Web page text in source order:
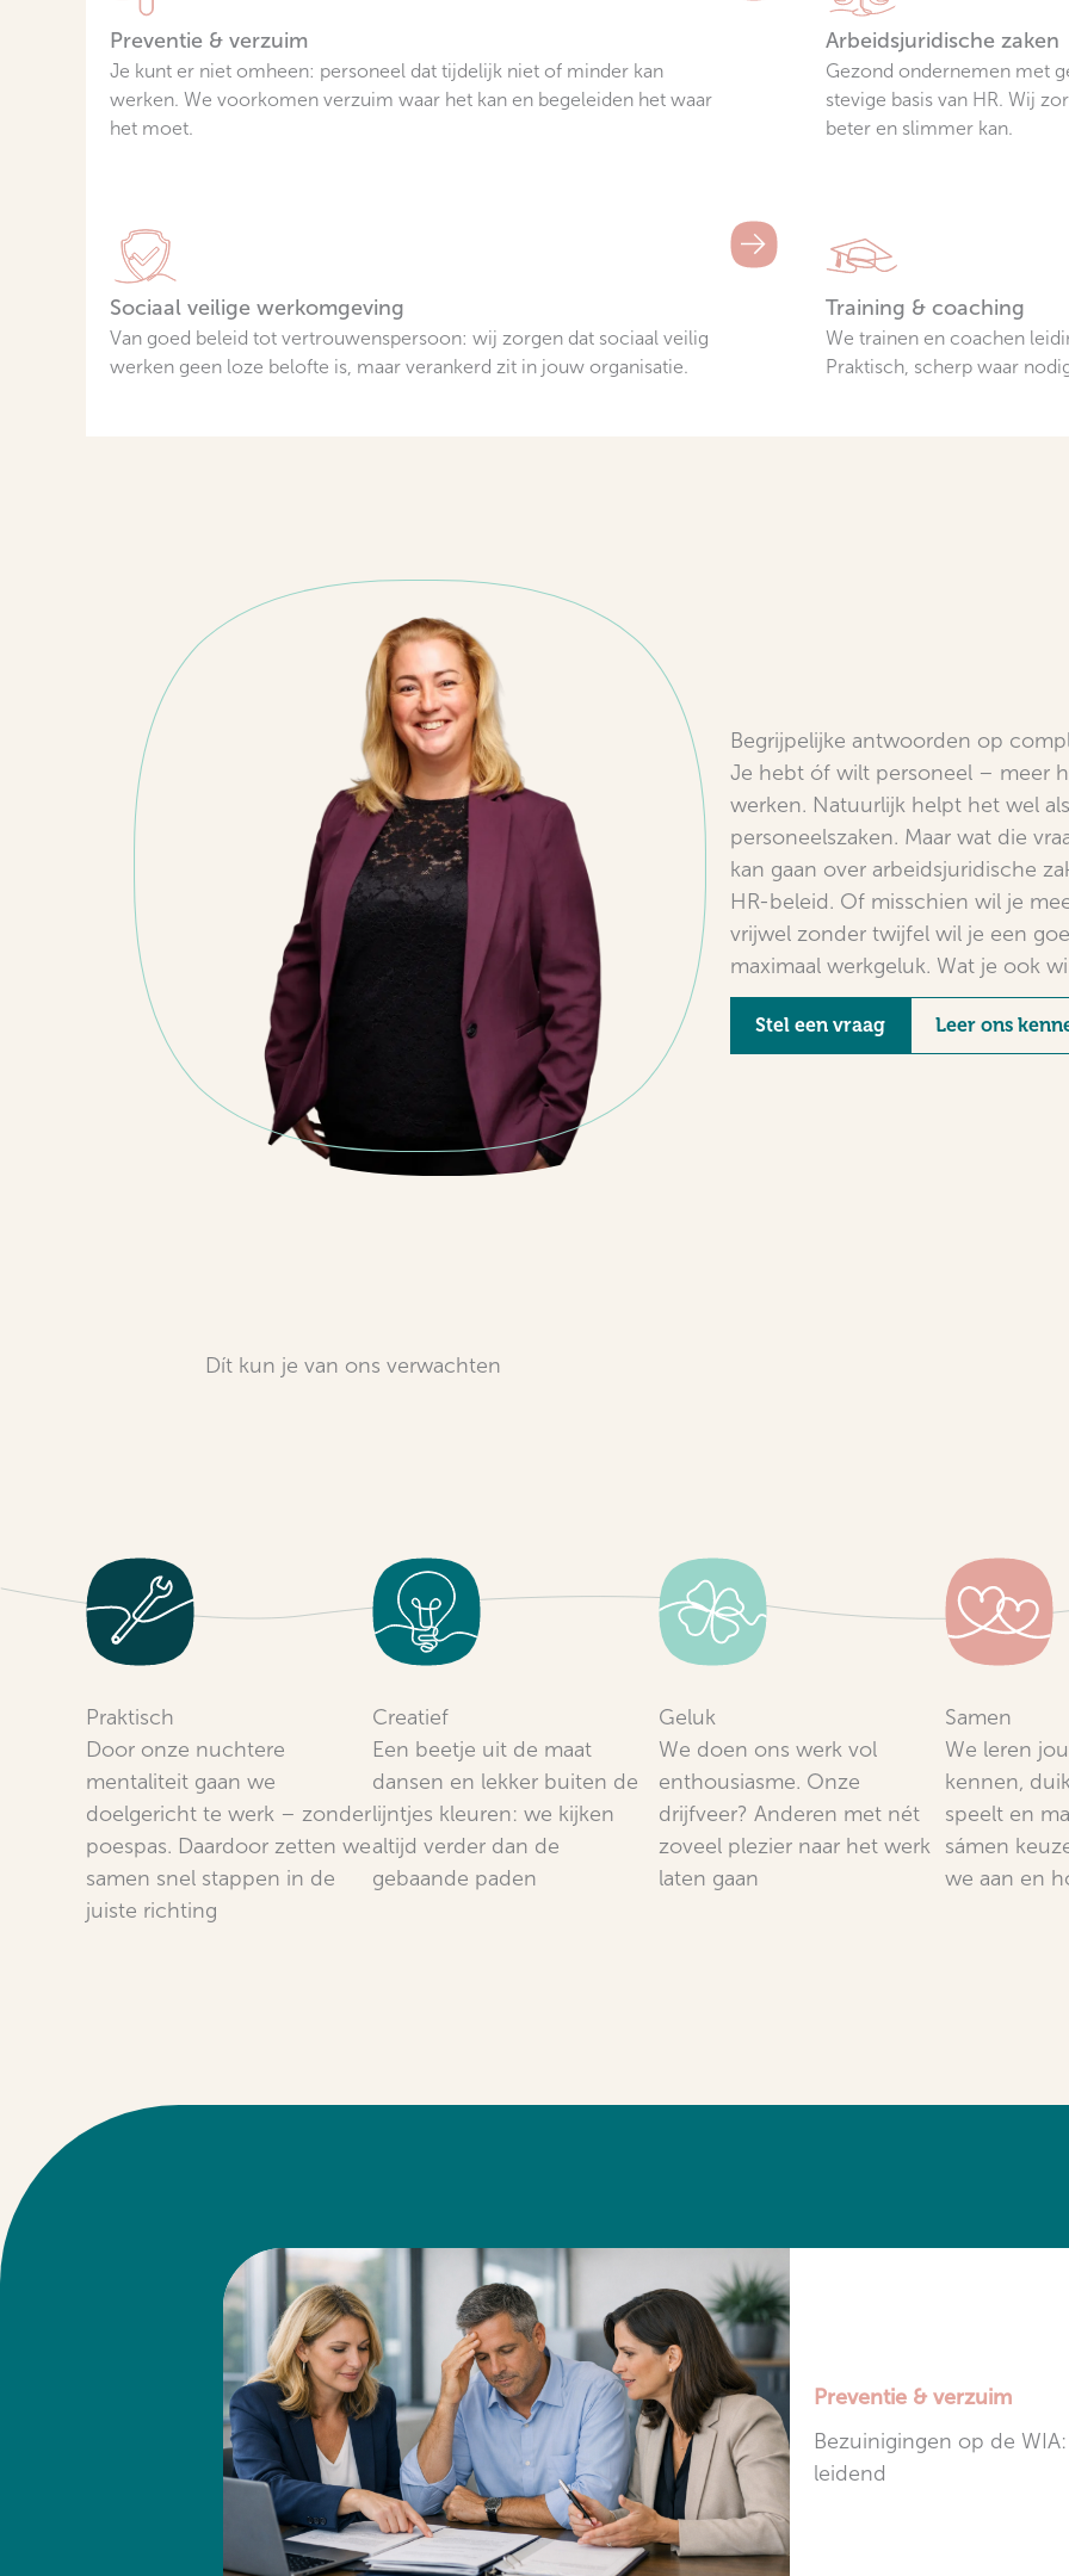
Preventie & verzuim
Je kunt er niet omheen: personeel dat tijdelijk niet of minder kan
werken. We voorkomen verzuim waar het kan en begeleiden het waar
het moet.
Arbeidsjuridische zaken
Gezond ondernemen met
stevige basis van HR. Wij
beter en slimmer kan.
Sociaal veilige werkomgeving
Van goed beleid tot vertrouwenspersoon: wij zorgen dat sociaal veilig
werken geen loze belofte is, maar verankerd zit in jouw organisatie.
Training & coaching
We trainen en coachen
Praktisch, scherp waar
Begrijpelijke antwoorden op
Je hebt óf wilt personeel – meer
werken. Natuurlijk helpt het wel
personeelszaken. Maar wat die
kan gaan over arbeidsjuridische
HR-beleid. Of misschien wil je
vrijwel zonder twijfel wil je een
maximaal werkgeluk. Wat je ook
Stel een vraag Leer ons
Dít kun je van ons verwachten
Praktisch
Door onze nuchtere
mentaliteit gaan we
doelgericht te werk – zonder
poespas. Daardoor zetten we
samen snel stappen in de
juiste richting
Creatief
Een beetje uit de maat
dansen en lekker buiten de
lijntjes kleuren: we kijken
altijd verder dan de
gebaande paden
Geluk
We doen ons werk vol
enthousiasme. Onze
drijfveer? Anderen met nét
zoveel plezier naar het werk
laten gaan
Samen
We leren
kennen,
speelt en
sámen
we aan en
Preventie & verzuim
Bezuinigingen op de
leidend